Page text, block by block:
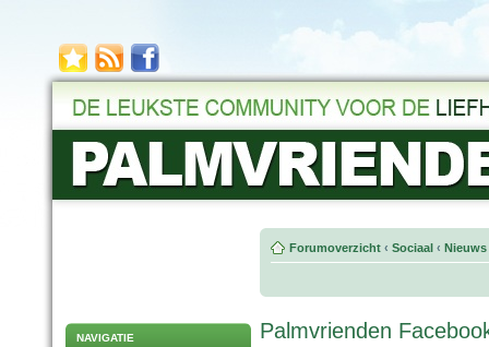
NAVIGATIE
Forumoverzicht ‹ Sociaal ‹
Palmvrienden